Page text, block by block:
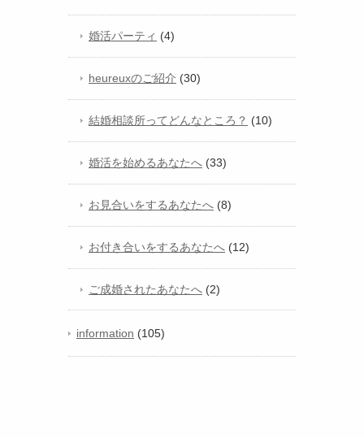
婚活パーティ (4)
heureuxのご紹介 (30)
結婚相談所ってどんなところ？ (10)
婚活を始めるあなたへ (33)
お見合いをするあなたへ (8)
お付き合いをするあなたへ (12)
ご成婚されたあなたへ (2)
information (105)